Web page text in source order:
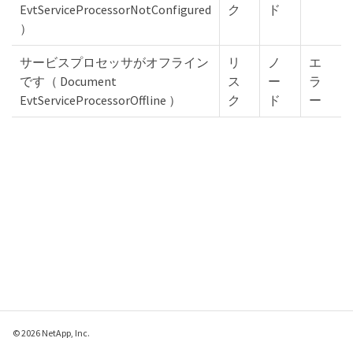
EvtServiceProcessorNotConfigured
）
ク
ド
サービスプロセッサがオフライン
です（ Document
EvtServiceProcessorOffline ）
リ
ス
ク
ノ
ー
ド
エ
ラ
ー
© 2026 NetApp, Inc.